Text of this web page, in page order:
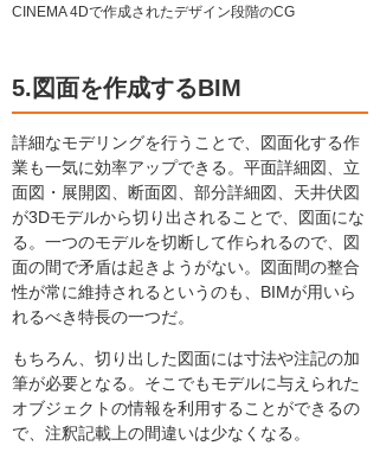
CINEMA 4Dで作成されたデザイン段階のCG
5.図面を作成するBIM
詳細なモデリングを行うことで、図面化する作
業も一気に効率アップできる。平面詳細図、立
面図・展開図、断面図、部分詳細図、天井伏図
が3Dモデルから切り出されることで、図面にな
る。一つのモデルを切断して作られるので、図
面の間で矛盾は起きようがない。図面間の整合
性が常に維持されるというのも、BIMが用いら
れるべき特長の一つだ。
もちろん、切り出した図面には寸法や注記の加
筆が必要となる。そこでもモデルに与えられた
オブジェクトの情報を利用することができるの
で、注釈記載上の間違いは少なくなる。